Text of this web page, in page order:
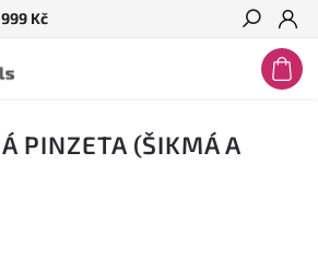
Kč
Hledat
PINZETA (ŠIKMÁ A